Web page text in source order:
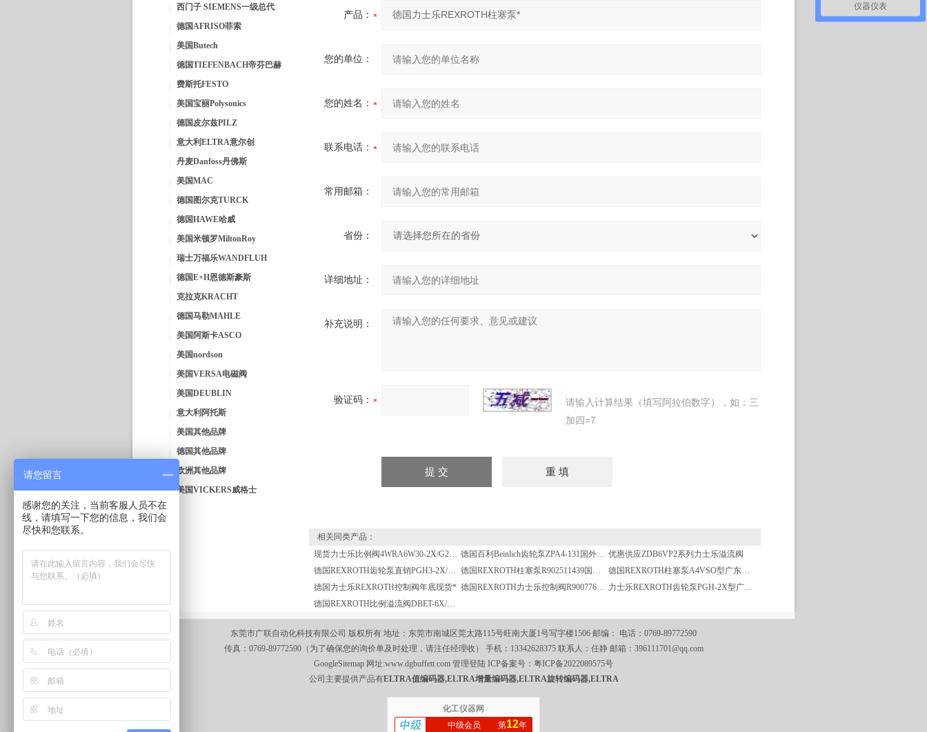
西门子 SIEMENS一级总代
德国AFRISO菲索
美国Butech
德国TIEFENBACH帝芬巴赫
费斯托FESTO
美国宝丽Polysonics
德国皮尔兹PILZ
意大利ELTRA意尔创
丹麦Danfoss丹佛斯
美国MAC
德国图尔克TURCK
德国HAWE哈威
美国米顿罗MiltonRoy
瑞士万福乐WANDFLUH
德国E+H恩德斯豪斯
克拉克KRACHT
德国马勒MAHLE
美国阿斯卡ASCO
美国nordson
美国VERSA电磁阀
美国DEUBLIN
意大利阿托斯
美国其他品牌
德国其他品牌
欧洲其他品牌
美国VICKERS威格士
产品：
您的单位：
您的姓名：
联系电话：
常用邮箱：
省份：
详细地址：
补充说明：
验证码：
请输入计算结果（填写阿拉伯数字），如：三
加四=7
相关同类产品：
现货力士乐比例阀4WRA6W30-2X/G24N9K4/V
德国百利Beinlich齿轮泵ZPA4-131国外拿货 优惠供应ZDB6VP2系列力士乐溢流阀
德国REXROTH齿轮泵直销PGH3-2X/016RE07VU2
德国REXROTH柱塞泵R902511439国内一级供应
德国REXROTH柱塞泵A4VSO型广东全新现货
德国力士乐REXROTH控制阀年底现货*
德国REXROTH力士乐控制阀R900776399型现货
力士乐REXROTH齿轮泵PGH-2X型广东总经销
德国REXROTH比例溢流阀DBET-6X/100G24-8K4V
东莞市广联自动化科技有限公司 版权所有 地址：东莞市南城区莞太路115号旺南大厦1号写字楼1506 邮编： 电话：0769-89772590
传真：0769-89772590（为了确保您的询价单及时处理，请注任经理收） 手机：13342628375 联系人：任静 邮箱： 396111701@qq.com
GoogleSitemap 网址:www.dgbuffett.com 管理登陆 ICP备案号： 粤ICP备2022089575号
公司主要提供产品有ELTRA值编码器,ELTRA增量编码器,ELTRA旋转编码器,ELTRA
化工仪器网
中级会员
第12年
仪器仪表
请您留言
感谢您的关注，当前客服人员不在
线，请填写一下您的信息，我们会
尽快和您联系。